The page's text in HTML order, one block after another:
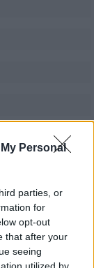
Personal
parties, or
for
opt-out
that after your
seeing
Como
Genoa